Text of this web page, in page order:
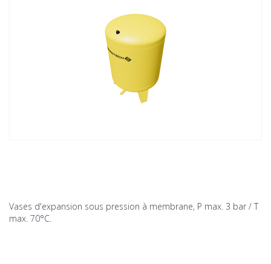
Vases d'expansion sous pression à membrane, P max. 3 bar / T
max. 70°C.